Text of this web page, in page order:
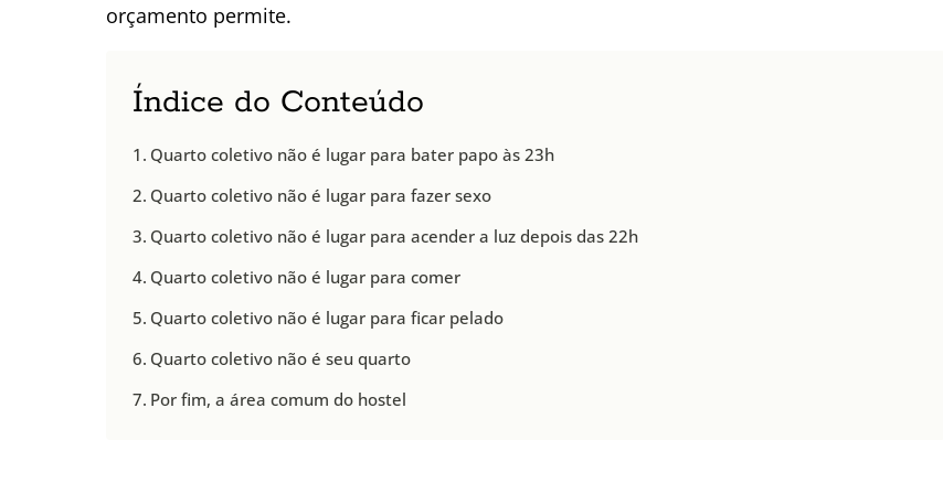
orçamento permite.
Índice do Conteúdo
Quarto coletivo não é lugar para bater papo às 23h
Quarto coletivo não é lugar para fazer sexo
Quarto coletivo não é lugar para acender a luz depois das 22h
Quarto coletivo não é lugar para comer
Quarto coletivo não é lugar para ficar pelado
Quarto coletivo não é seu quarto
Por fim, a área comum do hostel